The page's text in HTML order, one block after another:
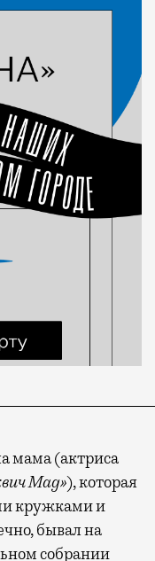
мама (актриса
Mag»), которая
кружками и
бывал на
собрании